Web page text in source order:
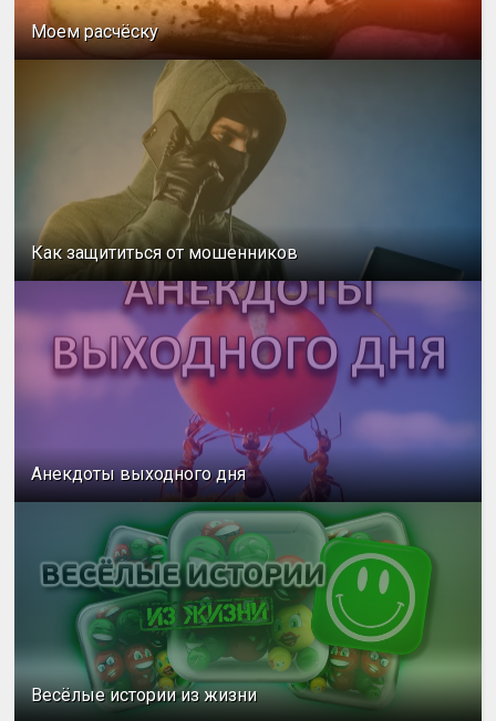
Моем расчёску
Как защититься от мошенников
Анекдоты выходного дня
Весёлые истории из жизни